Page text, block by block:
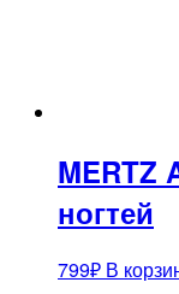
MERTZ
ногтей
799₽ В